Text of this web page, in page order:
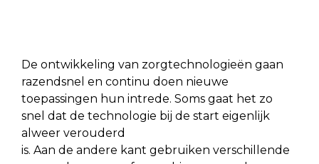
De ontwikkeling van zorgtechnologieën gaan
razendsnel en continu doen nieuwe
toepassingen hun intrede. Soms gaat het zo
snel dat de technologie bij de start eigenlijk
alweer verouderd
is. Aan de andere kant gebruiken verschillende